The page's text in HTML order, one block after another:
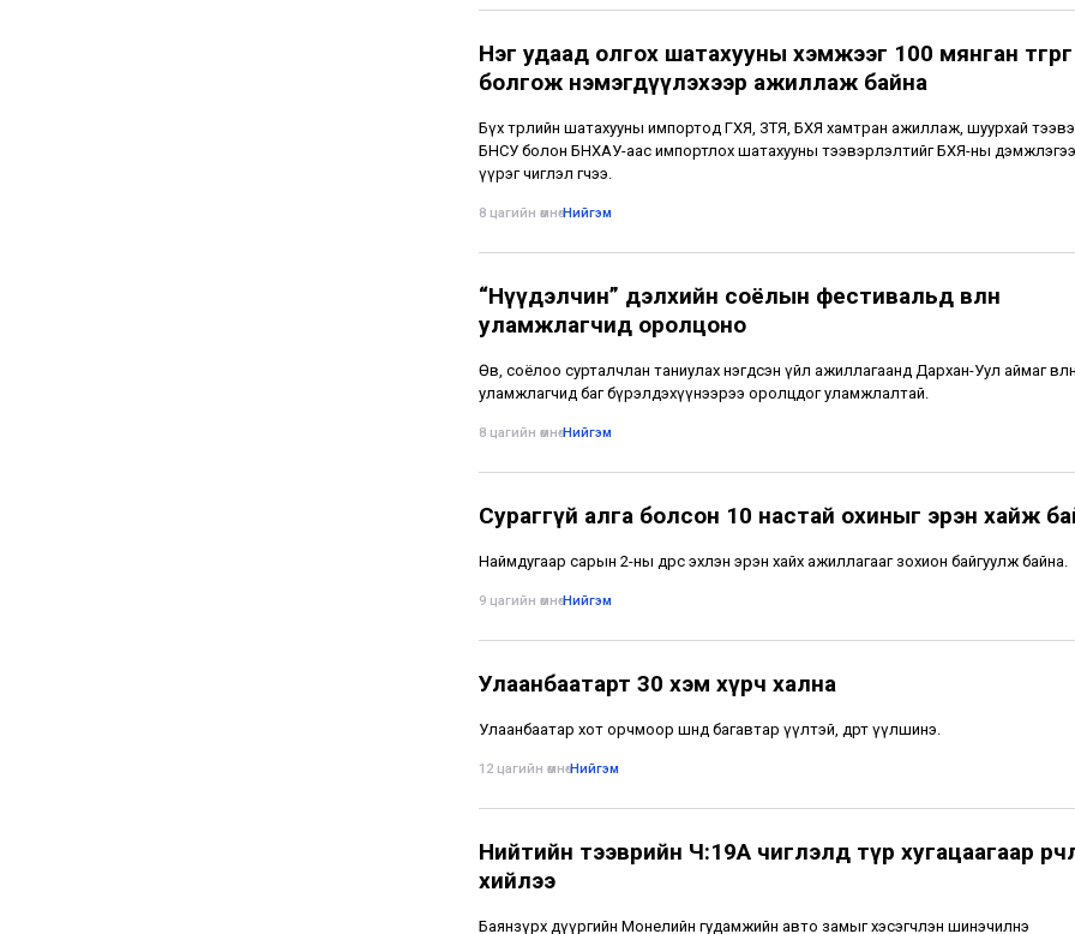
Нэг удаад олгох шатахууны хэмжээг 100 мянган төгрөг
болгож нэмэгдүүлэхээр ажиллаж байна
Бүх төрлийн шатахууны импортод ГХЯ, ЗТЯ, БХЯ хамтран ажиллаж, шуурхай
БНСУ болон БНХАУ-аас импортлох шатахууны тээвэрлэлтийг БХЯ-ны
үүрэг чиглэл өгчээ.
8 цагийн өмнө•Нийгэм
“Нүүдэлчин” дэлхийн соёлын фестивальд өвлөн
уламжлагчид оролцоно
Өв, соёлоо сурталчлан таниулах нэгдсэн үйл ажиллагаанд Дархан-Уул аймаг өвлөн
уламжлагчид баг бүрэлдэхүүнээрээ оролцдог уламжлалтай.
8 цагийн өмнө•Нийгэм
Сураггүй алга болсон 10 настай охиныг эрэн хайж
Наймдугаар сарын 2-ны өдрөөс эхлэн эрэн хайх ажиллагааг зохион байгуулж байна.
9 цагийн өмнө•Нийгэм
Улаанбаатарт 30 хэм хүрч хална
Улаанбаатар хот орчмоор шөнөдөө багавтар үүлтэй, өдөртөө үүлшинэ.
12 цагийн өмнө•Нийгэм
Нийтийн тээврийн Ч:19А чиглэлд түр хугацаагаар
хийлээ
Баянзүрх дүүргийн Монелийн гудамжийн авто замыг хэсэгчлэн шинэчилнэ